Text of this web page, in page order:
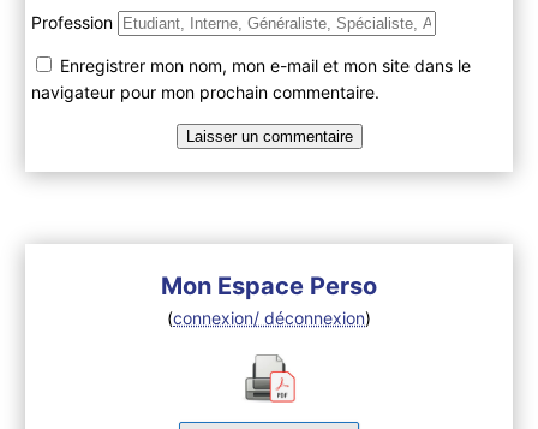
Profession
Enregistrer mon nom, mon e-mail et mon site dans le
navigateur pour mon prochain commentaire.
Mon Espace Perso
(connexion/ déconnexion)